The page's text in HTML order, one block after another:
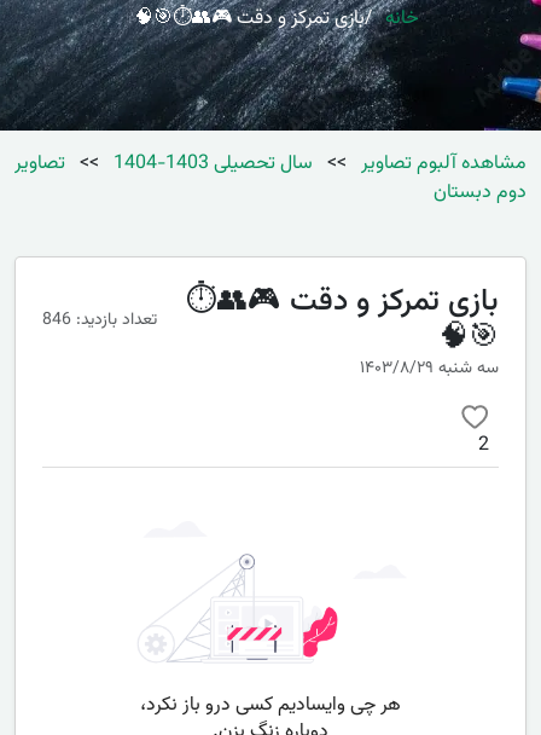
خانه
بازی تمرکز و دقت 🎮👥⏱️🎯🧠
مشاهده آلبوم تصاویر >> سال تحصیلی 1403-1404 >> تصاویر
دوم دبستان
بازی تمرکز و دقت 🎮👥⏱️
🎯🧠
تعداد بازدید: 846
سه شنبه ۱۴۰۳/۸/۲۹
2